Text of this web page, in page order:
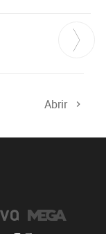
Abrir